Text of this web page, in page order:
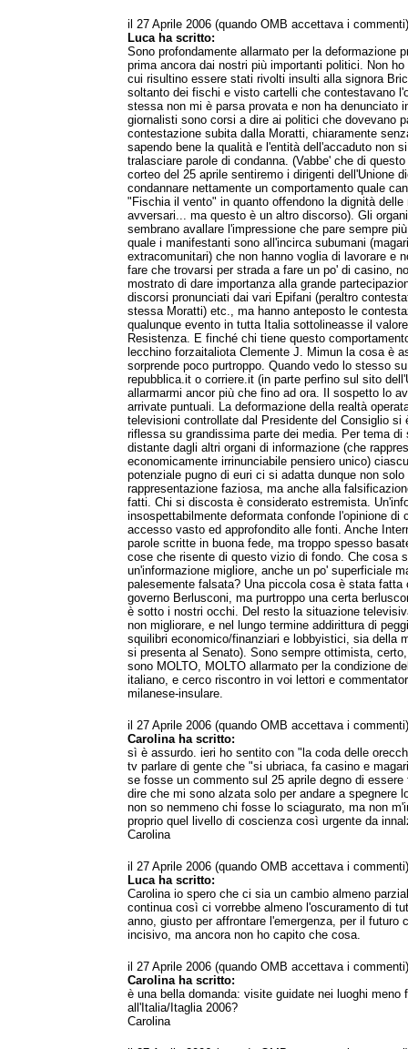
il 27 Aprile 2006 (quando OMB accettava i commenti)
Luca ha scritto:
Sono profondamente allarmato per la deformazione
prima ancora dai nostri più importanti politici. Non
cui risultino essere stati rivolti insulti alla signora
soltanto dei fischi e visto cartelli che contestavano
stessa non mi è parsa provata e non ha denunciato
giornalisti sono corsi a dire ai politici che dovevano
contestazione subita dalla Moratti, chiaramente
sapendo bene la qualità e l'entità dell'accaduto non
tralasciare parole di condanna. (Vabbe' che di
corteo del 25 aprile sentiremo i dirigenti dell'Unione
condannare nettamente un comportamento quale
"Fischia il vento" in quanto offendono la dignità delle
avversari... ma questo è un altro discorso). Gli
sembrano avallare l'impressione che pare sempre
quale i manifestanti sono all'incirca subumani
extracomunitari) che non hanno voglia di lavorare e
fare che trovarsi per strada a fare un po' di casino,
mostrato di dare importanza alla grande
discorsi pronunciati dai vari Epifani (peraltro
stessa Moratti) etc., ma hanno anteposto le
qualunque evento in tutta Italia sottolineasse il
Resistenza. E finché chi tiene questo
lecchino forzaitaliota Clemente J. Mimun la cosa è
sorprende poco purtroppo. Quando vedo lo stesso
repubblica.it o corriere.it (in parte perfino sul sito
allarmarmi ancor più che fino ad ora. Il sospetto lo
arrivate puntuali. La deformazione della realtà
televisioni controllate dal Presidente del Consiglio si
riflessa su grandissima parte dei media. Per tema di
distante dagli altri organi di informazione (che
economicamente irrinunciabile pensiero unico)
potenziale pugno di euri ci si adatta dunque non
rappresentazione faziosa, ma anche alla
fatti. Chi si discosta è considerato estremista.
insospettabilmente deformata confonde l'opinione di
accesso vasto ed approfondito alle fonti. Anche
parole scritte in buona fede, ma troppo spesso
cose che risente di questo vizio di fondo. Che cosa
un'informazione migliore, anche un po' superficiale
palesemente falsata? Una piccola cosa è stata fatta
governo Berlusconi, ma purtroppo una certa
è sotto i nostri occhi. Del resto la situazione
non migliorare, e nel lungo termine addirittura di
squilibri economico/finanziari e lobbyistici, sia della
si presenta al Senato). Sono sempre ottimista,
sono MOLTO, MOLTO allarmato per la condizione
italiano, e cerco riscontro in voi lettori e
milanese-insulare.
il 27 Aprile 2006 (quando OMB accettava i commenti)
Carolina ha scritto:
sì è assurdo. ieri ho sentito con "la coda delle
tv parlare di gente che "si ubriaca, fa casino e
se fosse un commento sul 25 aprile degno di
dire che mi sono alzata solo per andare a spegnere
non so nemmeno chi fosse lo sciagurato, ma non
proprio quel livello di coscienza così urgente da
Carolina
il 27 Aprile 2006 (quando OMB accettava i commenti)
Luca ha scritto:
Carolina io spero che ci sia un cambio almeno
continua così ci vorrebbe almeno l'oscuramento di
anno, giusto per affrontare l'emergenza, per il futuro
incisivo, ma ancora non ho capito che cosa.
il 27 Aprile 2006 (quando OMB accettava i commenti)
Carolina ha scritto:
è una bella domanda: visite guidate nei luoghi meno
all'Italia/Itaglia 2006?
Carolina